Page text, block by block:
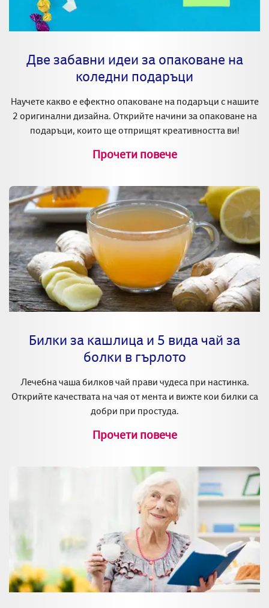
Две забавни идеи за опаковане на
коледни подаръци
Научете какво е ефектно опаковане на подаръци с нашите
2 оригинални дизайна. Открийте начини за опаковане на
подаръци, които ще отприщят креативността ви!
Прочети повече
Билки за кашлица и 5 вида чай за
болки в гърлото
Лечебна чаша билков чай прави чудеса при настинка.
Открийте качествата на чая от мента и вижте кои билки са
добри при простуда.
Прочети повече